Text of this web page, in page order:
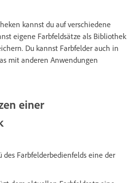
kannst du auf verschiedene
eigene Farbfeldsätze als Bibliothek
Du kannst Farbfelder auch in
mit anderen Anwendungen
einer
des Farbfelderbedienfelds eine der